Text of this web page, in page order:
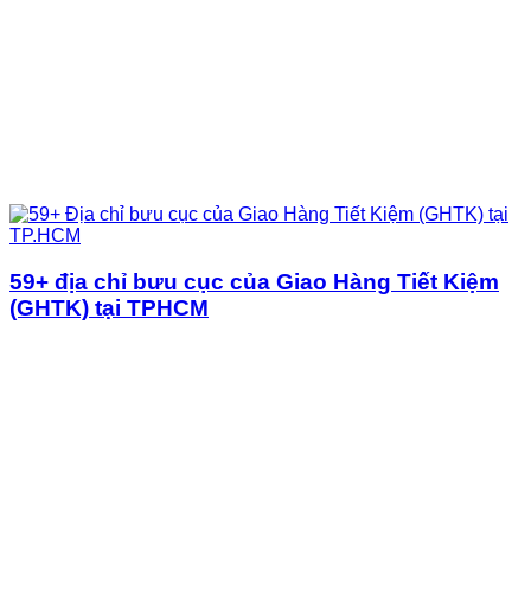
59+ địa chỉ bưu cục của Giao Hàng Tiết Kiệm
(GHTK) tại TPHCM